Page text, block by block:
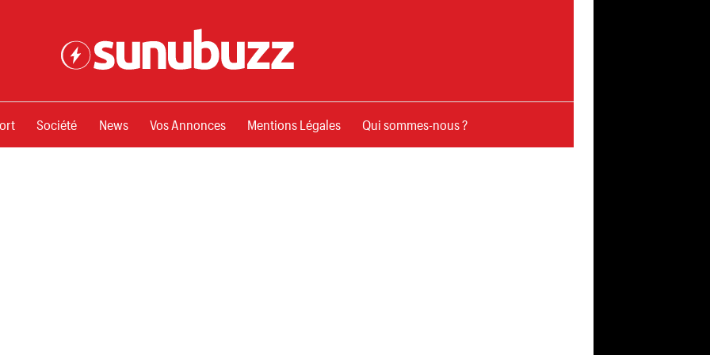
Société News Vos Annonces Mentions Légales Qui sommes-nous ?